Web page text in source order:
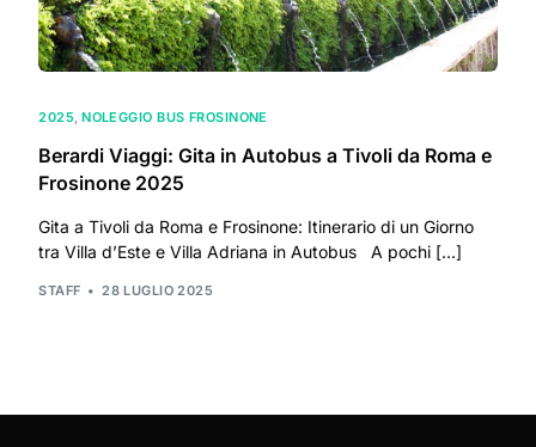
2025,NOLEGGIO BUS FROSINONE
Berardi Viaggi: Gita in Autobus a Tivoli da Roma e
Frosinone 2025
Gita a Tivoli da Roma e Frosinone: Itinerario di un Giorno
tra Villa d’Este e Villa Adriana in Autobus A pochi […]
STAFF 28 LUGLIO 2025